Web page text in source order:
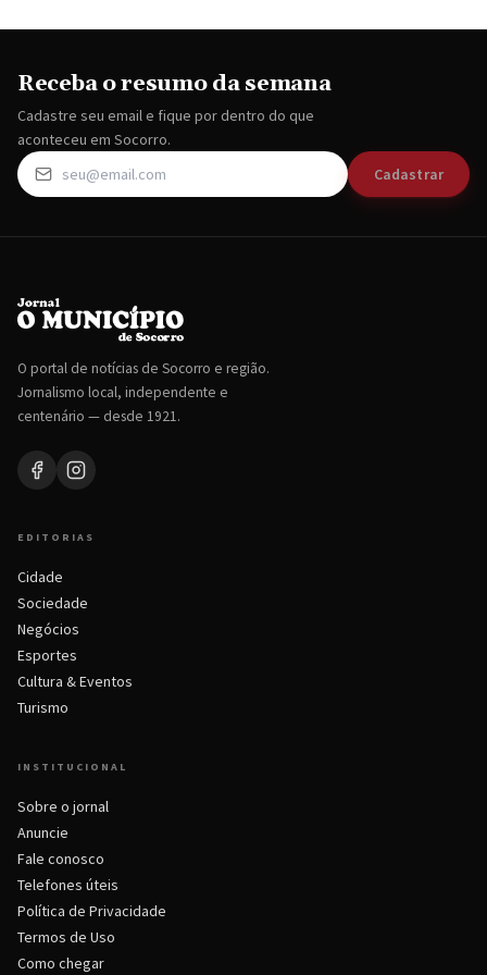
Receba o resumo da semana
Cadastre seu email e fique por dentro do que
aconteceu em Socorro.
Cadastrar
O portal de notícias de Socorro e região.
Jornalismo local, independente e
centenário — desde 1921.
EDITORIAS
Cidade
Sociedade
Negócios
Esportes
Cultura & Eventos
Turismo
INSTITUCIONAL
Sobre o jornal
Anuncie
Fale conosco
Telefones úteis
Política de Privacidade
Termos de Uso
Como chegar